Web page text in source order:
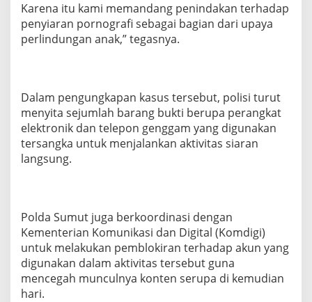
Karena itu kami memandang penindakan terhadap
penyiaran pornografi sebagai bagian dari upaya
perlindungan anak,” tegasnya.
Dalam pengungkapan kasus tersebut, polisi turut
menyita sejumlah barang bukti berupa perangkat
elektronik dan telepon genggam yang digunakan
tersangka untuk menjalankan aktivitas siaran
langsung.
Polda Sumut juga berkoordinasi dengan
Kementerian Komunikasi dan Digital (Komdigi)
untuk melakukan pemblokiran terhadap akun yang
digunakan dalam aktivitas tersebut guna
mencegah munculnya konten serupa di kemudian
hari.